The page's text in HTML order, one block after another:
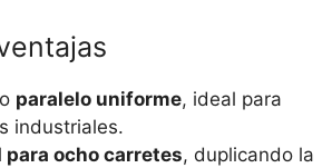
paralelo uniforme, ideal para
industriales.
para ocho carretes, duplicando la